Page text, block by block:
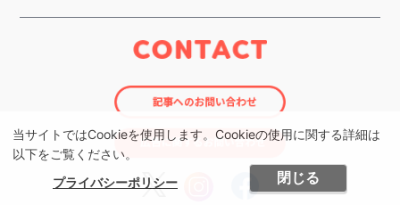
当サイトではCookieを使用します。Cookieの使用に関する詳細は
以下をご覧ください。
プライバシーポリシー
閉じる